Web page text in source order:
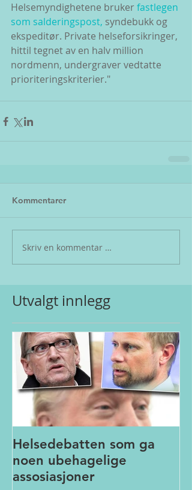
Helsemyndighetene bruker fastlegen
som salderingspost, syndebukk og
ekspeditør. Private helseforsikringer,
hittil tegnet av en halv million
nordmenn, undergraver vedtatte
prioriteringskriterier."
Kommentarer
Skriv en kommentar …
Utvalgt innlegg
Helsedebatten som ga
noen ubehagelige
assosiasjoner